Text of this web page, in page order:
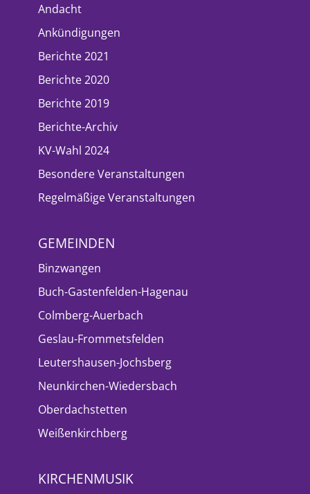
Andacht
Ankündigungen
Berichte 2021
Berichte 2020
Berichte 2019
Berichte-Archiv
KV-Wahl 2024
Besondere Veranstaltungen
Regelmäßige Veranstaltungen
GEMEINDEN
Binzwangen
Buch-Gastenfelden-Hagenau
Colmberg-Auerbach
Geslau-Frommetsfelden
Leutershausen-Jochsberg
Neunkirchen-Wiedersbach
Oberdachstetten
Weißenkirchberg
KIRCHENMUSIK